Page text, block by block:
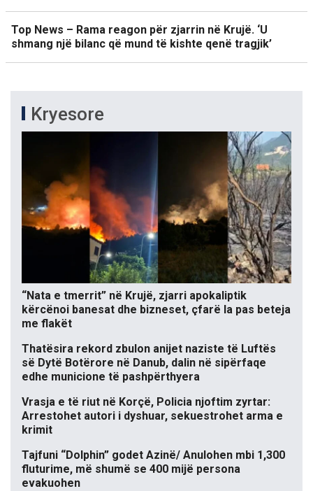
Top News – Rama reagon për zjarrin në Krujë. ‘U
shmang një bilanc që mund të kishte qenë tragjik’
Kryesore
“Nata e tmerrit” në Krujë, zjarri apokaliptik
kërcënoi banesat dhe bizneset, çfarë la pas beteja
me flakët
Thatësira rekord zbulon anijet naziste të Luftës
së Dytë Botërore në Danub, dalin në sipërfaqe
edhe municione të pashpërthyera
Vrasja e të riut në Korçë, Policia njoftim zyrtar:
Arrestohet autori i dyshuar, sekuestrohet arma e
krimit
Tajfuni “Dolphin” godet Azinë/ Anulohen mbi 1,300
fluturime, më shumë se 400 mijë persona
evakuohen